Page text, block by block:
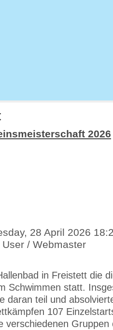
2026
28 April 2026
/ Webmaster
in Freistett die
Schwimmen statt.
daran teil und
107
verschiedenen Gruppen